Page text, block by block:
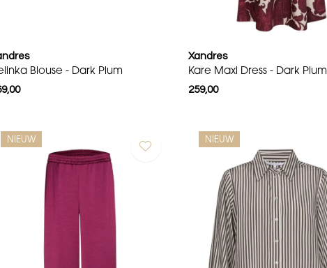
Blouse - Dark Plum
Xandres
Kare Maxi Dress - Dark Plum
259,00
NIEUW NIEUW